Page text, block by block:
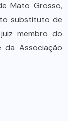
Mato Grosso,
substituto de
membro do
da Associação